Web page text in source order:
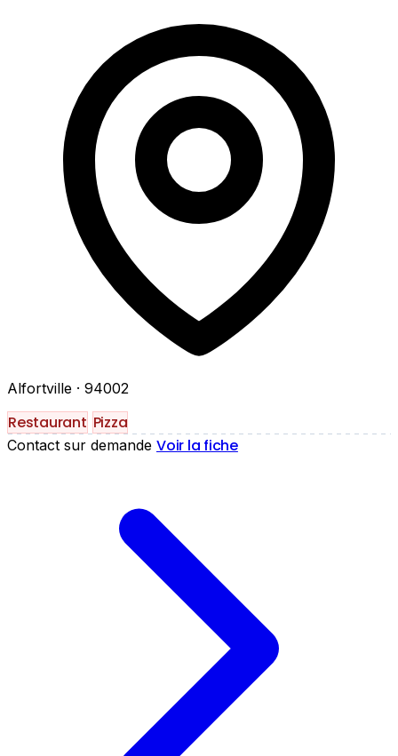
Alfortville · 94002
Restaurant Pizza
Contact sur demande Voir la fiche